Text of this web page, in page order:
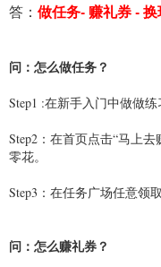
答： 做任务- 赚礼券 -
问：怎么做任务？
Step1 :在新手入门中做做练
Step2 ：在首页点击“马上
零花。
Step3 ：在任务广场任意领
问：怎么赚礼券？